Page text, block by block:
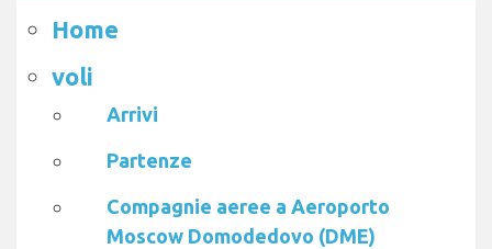
Home
voli
Arrivi
Partenze
Compagnie aeree a Aeroporto
Moscow Domodedovo (DME)